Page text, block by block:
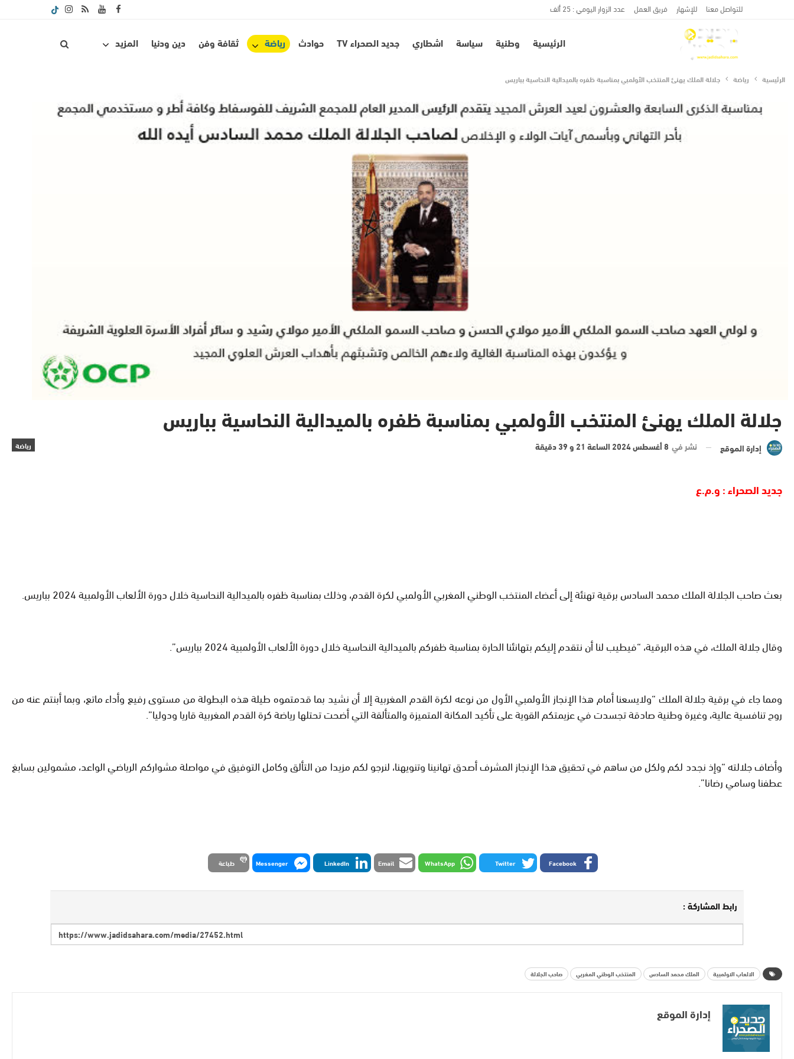
للتواصل معنا للإشهار فريق العمل عدد الزوار اليومي : 25 ألف
الرئيسية وطنية سياسة اشطاري جديد الصحراء TV حوادث رياضة ثقافة وفن دين ودنيا المزيد
الرئيسية رياضة جلالة الملك يهنئ المنتخب الأولمبي بمناسبة ظفره بالميدالية النحاسية بباريس
جلالة الملك يهنئ المنتخب الأولمبي بمناسبة ظفره بالميدالية النحاسية بباريس
رياضة إدارة الموقع نشر في 8 أغسطس 2024 الساعة 21 و 39 دقيقة
جديد الصحراء : و.م.ع
بعث صاحب الجلالة الملك محمد السادس برقية تهنئة إلى أعضاء المنتخب الوطني المغربي الأولمبي لكرة القدم، وذلك بمناسبة ظفره بالميدالية النحاسية خلال دورة الألعاب الأولمبية 2024 بباريس.
وقال جلالة الملك، في هذه البرقية، “فيطيب لنا أن نتقدم إليكم بتهانئنا الحارة بمناسبة ظفركم بالميدالية النحاسية خلال دورة الألعاب الأولمبية 2024 بباريس”.
ومما جاء في برقية جلالة الملك “ولايسعنا أمام هذا الإنجاز الأولمبي الأول من نوعه لكرة القدم المغربية إلا أن نشيد بما قدمتموه طيلة هذه البطولة من مستوى رفيع وأداء ماتع، وبما أبنتم عنه من
روح تنافسية عالية، وغيرة وطنية صادقة تجسدت في عزيمتكم القوية على تأكيد المكانة المتميزة والمتألقة التي أضحت تحتلها رياضة كرة القدم المغربية قاريا ودوليا”.
وأضاف جلالته “وإذ نجدد لكم ولكل من ساهم في تحقيق هذا الإنجاز المشرف أصدق تهانينا وتنويهنا، لنرجو لكم مزيدا من التألق وكامل التوفيق في مواصلة مشواركم الرياضي الواعد، مشمولين بسابغ
عطفنا وسامي رضانا”.
Facebook
Twitter
WhatsApp
Email
LinkedIn
Messenger طباعة
رابط المشاركة :
الالعاب الاولمبية الملك محمد السادس المنتخب الوطني المغربي صاحب الجلالة
إدارة الموقع